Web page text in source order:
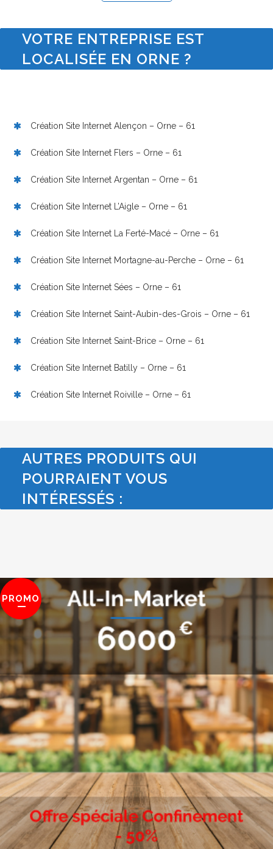
VOTRE ENTREPRISE EST
LOCALISÉE EN ORNE ?
Création Site Internet Alençon – Orne – 61
Création Site Internet Flers – Orne – 61
Création Site Internet Argentan – Orne – 61
Création Site Internet L’Aigle – Orne – 61
Création Site Internet La Ferté-Macé – Orne – 61
Création Site Internet Mortagne-au-Perche – Orne – 61
Création Site Internet Sées – Orne – 61
Création Site Internet Saint-Aubin-des-Grois – Orne – 61
Création Site Internet Saint-Brice – Orne – 61
Création Site Internet Batilly – Orne – 61
Création Site Internet Roiville – Orne – 61
AUTRES PRODUITS QUI
POURRAIENT VOUS
INTÉRESSÉS :
PROMO